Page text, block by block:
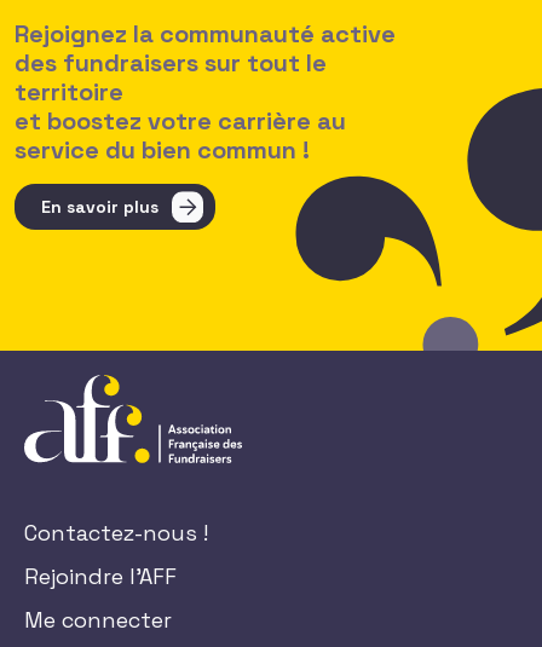
Rejoignez la communauté active
des fundraisers sur tout le
territoire
et boostez votre carrière au
service du bien commun !
En savoir plus
Contactez-nous !
Rejoindre l'AFF
Me connecter